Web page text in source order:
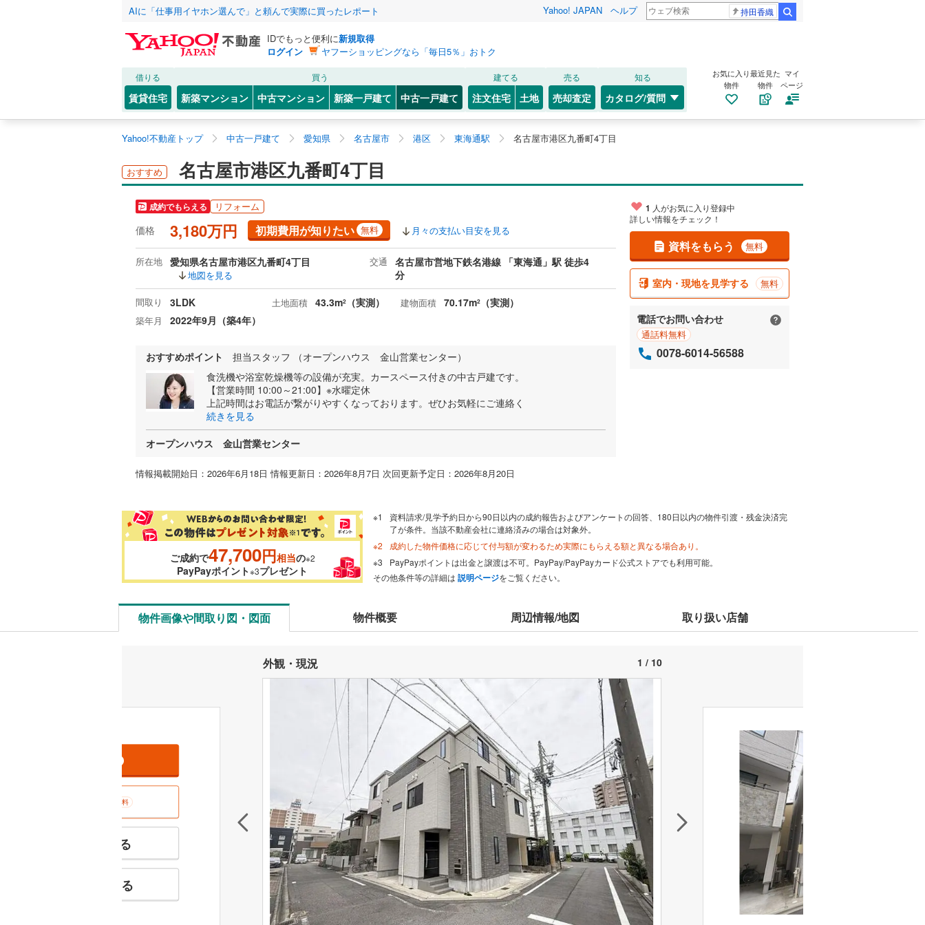
AIに「仕事用イヤホン選んで」と頼んで実際に買ったレポート Yahoo! JAPAN ヘルプ 持田香織
IDでもっと便利に新規取得
ログイン
ヤフーショッピングなら「毎日5％」おトク
借りる
賃貸住宅
買う
新築マンション 中古マンション 新築一戸建て 中古一戸建て
建てる
注文住宅 土地
売る
売却査定
知る
カタログ/質問
お気に入り
物件
最近見た
物件
マイ
ページ
Yahoo!不動産トップ 中古一戸建て 愛知県 名古屋市 港区 東海通駅 名古屋市港区九番町4丁目
おすすめ 名古屋市港区九番町4丁目
成約でもらえる リフォーム
価格 3,180万円 初期費用が知りたい 無料 月々の支払い目安を見る
所在地 愛知県名古屋市港区九番町4丁目
地図を見る
交通
名古屋市営地下鉄名港線 「東海通」駅 徒歩4
分
間取り 3LDK 土地面積 43.3m2 （実測） 建物面積 70.17m2 （実測）
築年月 2022年9月（築4年）
おすすめポイント
担当スタッフ （オープンハウス 金山営業センター）
食洗機や浴室乾燥機等の設備が充実。カースペース付きの中古戸建です。
【営業時間 10:00～21:00】※水曜定休
上記時間はお電話が繋がりやすくなっております。ぜひお気軽にご連絡く
続きを見る
オープンハウス 金山営業センター
情報掲載開始日：2026年6月18日 情報更新日：2026年8月7日 次回更新予定日：2026年8月20日
1 人がお気に入り登録中
詳しい情報をチェック！
資料をもらう 無料
室内・現地を見学する 無料
電話でお問い合わせ
通話料無料
0078-6014-56588
ご成約で47,700円相当の※2
PayPayポイント※3プレゼント
資料請求/見学予約日から90日以内の成約報告およびアンケートの回答、180日以内の物件引渡・残金決済完
了が条件。当該不動産会社に連絡済みの場合は対象外。
成約した物件価格に応じて付与額が変わるため実際にもらえる額と異なる場合あり。
PayPayポイントは出金と譲渡は不可。PayPay/PayPayカード公式ストアでも利用可能。
その他条件等の詳細は 説明ページをご覧ください。
物件画像や間取り図・図面 物件概要 周辺情報/地図 取り扱い店舗
外観・現況 1 / 10
無料
特徴の似た物件を見る
お気に入りに追加する